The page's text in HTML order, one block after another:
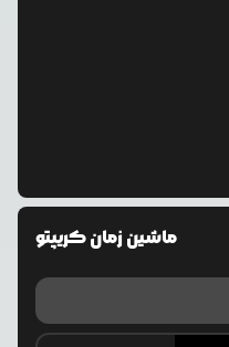
ماشین زمان کریپتو